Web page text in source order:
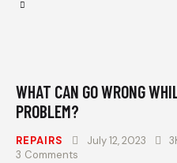
WHAT CAN GO WRONG
PROBLEM?
REPAIRS July 12, 2023
3 Comments